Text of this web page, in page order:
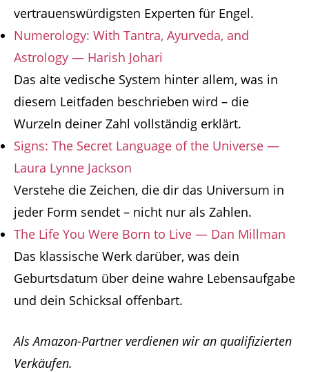
vertrauenswürdigsten Experten für Engel.
Numerology: With Tantra, Ayurveda, and
Astrology — Harish Johari
Das alte vedische System hinter allem, was in
diesem Leitfaden beschrieben wird – die
Wurzeln deiner Zahl vollständig erklärt.
Signs: The Secret Language of the Universe —
Laura Lynne Jackson
Verstehe die Zeichen, die dir das Universum in
jeder Form sendet – nicht nur als Zahlen.
The Life You Were Born to Live — Dan Millman
Das klassische Werk darüber, was dein
Geburtsdatum über deine wahre Lebensaufgabe
und dein Schicksal offenbart.
Als Amazon-Partner verdienen wir an qualifizierten
Verkäufen.